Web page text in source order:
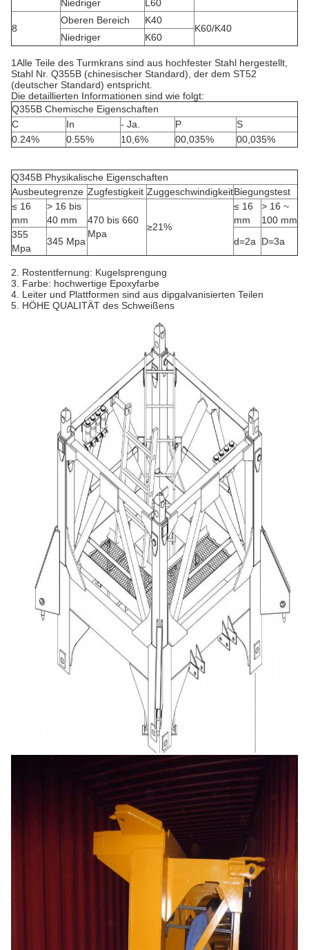
Niedriger L60
8
Oberen Bereich K40
K60/K40
Niedriger
K60
1Alle Teile des Turmkrans sind aus hochfester Stahl hergestellt,
Stahl Nr. Q355B (chinesischer Standard), der dem ST52
(deutscher Standard) entspricht.
Die detaillierten Informationen sind wie folgt:
Q355B Chemische Eigenschaften
C
In - Ja. P
S
0.24%
0.55% 10,6% 00,035% 00,035%
Q345B Physikalische Eigenschaften
Ausbeutegrenze Zugfestigkeit ZuggeschwindigkeitBiegungstest
≤ 16
mm
> 16 bis
40 mm
470 bis 660
Mpa
≥21%
≤ 16
mm
> 16 ~
100 mm
355
Mpa
345 Mpa d=2a D=3a
2. Rostentfernung: Kugelsprengung
3. Farbe: hochwertige Epoxyfarbe
4. Leiter und Plattformen sind aus dipgalvanisierten Teilen
5. HÖHE QUALITÄT des Schweißens